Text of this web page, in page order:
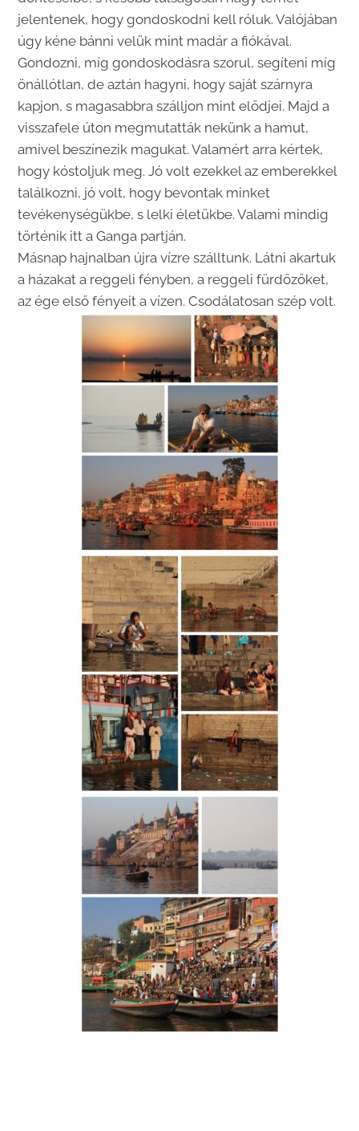
jelentenek, hogy gondoskodni kell róluk. Valójában
úgy kéne bánni velük mint madár a fiókával.
Gondozni, míg gondoskodásra szorul, segíteni míg
önállótlan, de aztán hagyni, hogy saját szárnyra
kapjon, s magasabbra szálljon mint elődjei. Majd a
visszafele úton megmutatták nekünk a hamut,
amivel beszínezik magukat. Valamért arra kértek,
hogy kóstoljuk meg. Jó volt ezekkel az emberekkel
találkozni, jó volt, hogy bevontak minket
tevékenységükbe, s lelki életükbe. Valami mindig
történik itt a Ganga partján.
Másnap hajnalban újra vízre szálltunk. Látni akartuk
a házakat a reggeli fényben, a reggeli fürdőzőket,
az ége első fényeit a vízen. Csodálatosan szép volt.